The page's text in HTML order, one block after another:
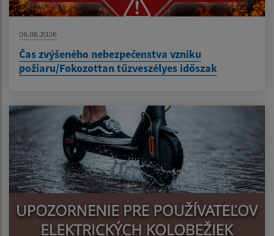
06.08.2026
Čas zvýšeného nebezpečenstva vzniku
požiaru/Fokozottan tűzveszélyes időszak